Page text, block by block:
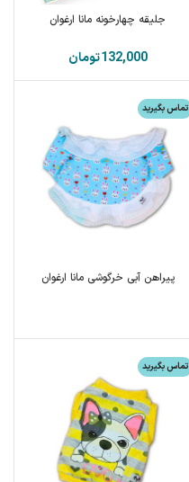
جلیقه چهارخونه مانا ارغوان
تومان
تماس بگیرید
پیراهن آبی خرگوشی مانا ارغوان
تماس بگیرید